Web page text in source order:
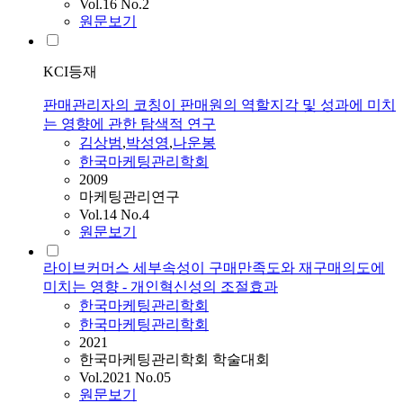
Vol.16 No.2
원문보기
KCI등재
판매관리자의 코칭이 판매원의 역할지각 및 성과에 미치
는 영향에 관한 탐색적 연구
김상범,박성영,나운봉
한국마케팅관리학회
2009
마케팅관리연구
Vol.14 No.4
원문보기
라이브커머스 세부속성이 구매만족도와 재구매의도에
미치는 영향 - 개인혁신성의 조절효과
한국마케팅관리학회
한국마케팅관리학회
2021
한국마케팅관리학회 학술대회
Vol.2021 No.05
원문보기